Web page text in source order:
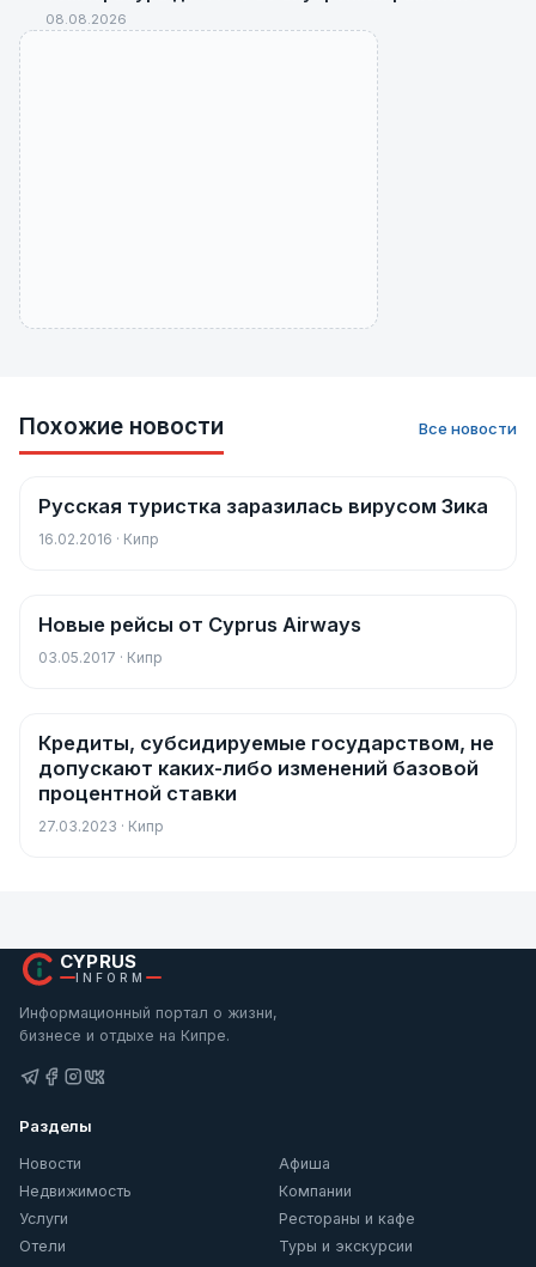
08.08.2026
Похожие новости Все новости
Новости
Русская туристка заразилась вирусом Зика
16.02.2016 · Кипр
Новости
Новые рейсы от Cyprus Airways
03.05.2017 · Кипр
Новости
Кредиты, субсидируемые государством, не
допускают каких-либо изменений базовой
процентной ставки
27.03.2023 · Кипр
CYPRUS
INFORM
Информационный портал о жизни,
бизнесе и отдыхе на Кипре.
Разделы
Новости
Афиша
Недвижимость
Компании
Услуги
Рестораны и кафе
Отели
Туры и экскурсии